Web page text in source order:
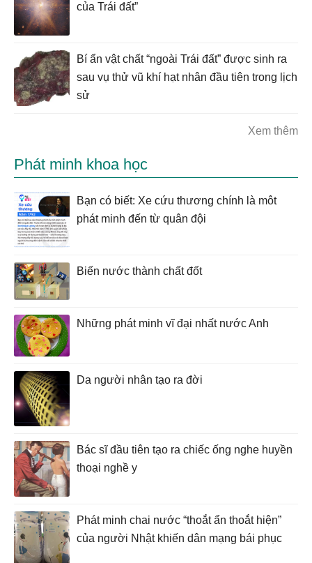
của Trái đất”
Bí ẩn vật chất “ngoài Trái đất” được sinh ra
sau vụ thử vũ khí hạt nhân đầu tiên trong lịch
sử
Xem thêm
Phát minh khoa học
Bạn có biết: Xe cứu thương chính là môt
phát minh đến từ quân đội
Biến nước thành chất đốt
Những phát minh vĩ đại nhất nước Anh
Da người nhân tạo ra đời
Bác sĩ đầu tiên tạo ra chiếc ống nghe huyền
thoại nghề y
Phát minh chai nước “thoắt ẩn thoắt hiện”
của người Nhật khiến dân mạng bái phục